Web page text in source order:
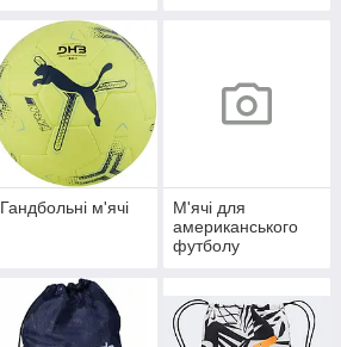
Гандбольні м'ячі
М'ячі для
американського
футболу